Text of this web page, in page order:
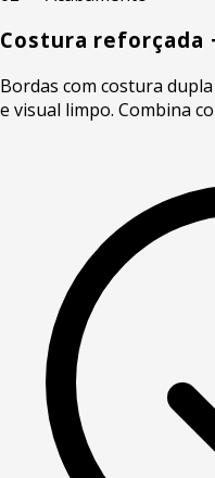
Costura reforçada
Bordas com costura
e visual limpo. Combina